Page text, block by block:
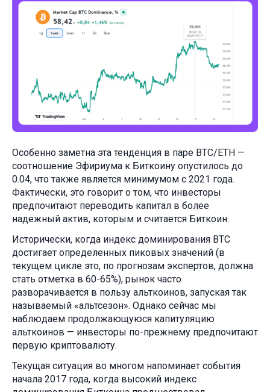
Особенно заметна эта тенденция в паре BTC/ETH —
соотношение Эфириума к Биткоину опустилось до
0.04, что также является минимумом с 2021 года.
Фактически, это говорит о том, что инвесторы
предпочитают переводить капитал в более
надежный актив, которым и считается Биткоин.
Исторически, когда индекс доминирования BTC
достигает определенных пиковых значений (в
текущем цикле это, по прогнозам экспертов, должна
стать отметка в 60-65%), рынок часто
разворачивается в пользу альткоинов, запуская так
называемый «альтсезон». Однако сейчас мы
наблюдаем продолжающуюся капитуляцию
альткоинов — инвесторы по-прежнему предпочитают
первую криптовалюту.
Текущая ситуация во многом напоминает события
начала 2017 года, когда высокий индекс